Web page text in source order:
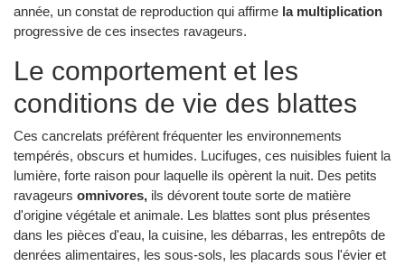
année, un constat de reproduction qui affirme la multiplication
progressive de ces insectes ravageurs.
Le comportement et les
conditions de vie des blattes
Ces cancrelats préfèrent fréquenter les environnements
tempérés, obscurs et humides. Lucifuges, ces nuisibles fuient la
lumière, forte raison pour laquelle ils opèrent la nuit. Des petits
ravageurs omnivores, ils dévorent toute sorte de matière
d'origine végétale et animale. Les blattes sont plus présentes
dans les pièces d'eau, la cuisine, les débarras, les entrepôts de
denrées alimentaires, les sous-sols, les placards sous l'évier et